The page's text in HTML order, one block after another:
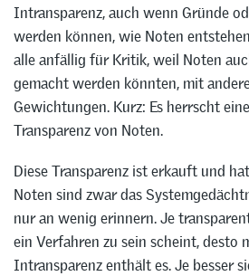
Intransparenz, auch wenn Gründe
werden können, wie Noten
alle anfällig für Kritik, weil Noten
gemacht werden könnten, mit
Gewichtungen. Kurz: Es herrscht
Transparenz von Noten.
Diese Transparenz ist erkauft und
Noten sind zwar das
nur an wenig erinnern. Je
ein Verfahren zu sein scheint, desto
Intransparenz enthält es. Je besser